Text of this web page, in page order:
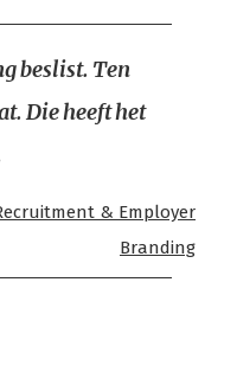
beslist. Ten
Die heeft het
& Employer
Branding